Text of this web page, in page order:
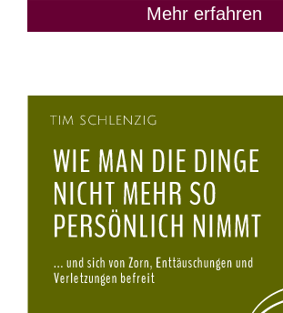
Mehr erfahren